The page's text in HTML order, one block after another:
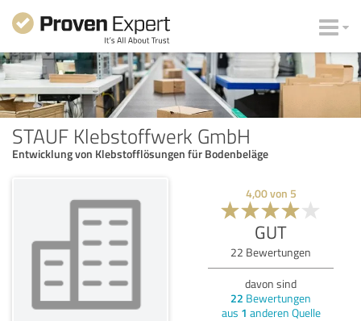
STAUF Klebstoffwerk GmbH
Entwicklung von Klebstofflösungen für Bodenbeläge
4,00von 5
GUT
22 Bewertungen
davon sind
22 Bewertungen
aus 1 anderen Quelle